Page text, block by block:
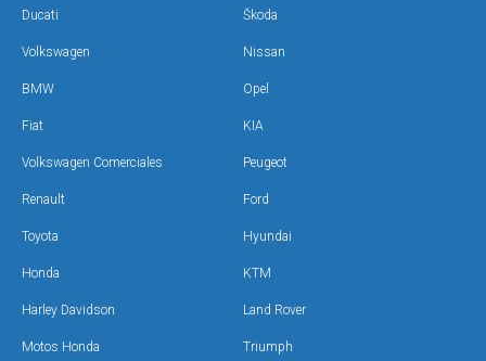
Ducati Škoda
Volkswagen Nissan
BMW Opel
Fiat KIA
Volkswagen Comerciales Peugeot
Renault Ford
Toyota Hyundai
Honda KTM
Harley Davidson Land Rover
Motos Honda Triumph